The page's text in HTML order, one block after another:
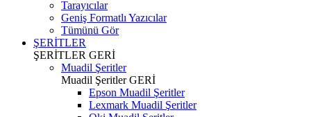
Tarayıcılar
Geniş Formatlı Yazıcılar
Tümünü Gör
ŞERİTLER
ŞERİTLER GERİ
Muadil Şeritler
Muadil ŞeritlerGERİ
Epson Muadil Şeritler
Lexmark Muadil Şeritler